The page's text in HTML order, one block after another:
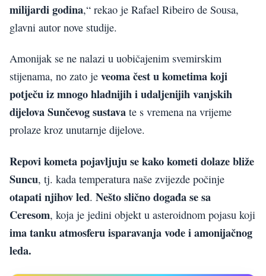
milijardi godina,“ rekao je Rafael Ribeiro de Sousa,
glavni autor nove studije.
Amonijak se ne nalazi u uobičajenim svemirskim
stijenama, no zato je veoma čest u kometima koji
potječu iz mnogo hladnijih i udaljenijih vanjskih
dijelova Sunčevog sustava te s vremena na vrijeme
prolaze kroz unutarnje dijelove.
Repovi kometa pojavljuju se kako kometi dolaze bliže
Suncu, tj. kada temperatura naše zvijezde počinje
otapati njihov led. Nešto slično događa se sa
Ceresom, koja je jedini objekt u asteroidnom pojasu koji
ima tanku atmosferu isparavanja vode i amonijačnog
leda.